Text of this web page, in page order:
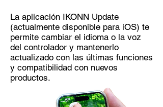
La aplicación IKONN Update
(actualmente disponible para iOS) te
permite cambiar el idioma o la voz
del controlador y mantenerlo
actualizado con las últimas funciones
y compatibilidad con nuevos
productos.